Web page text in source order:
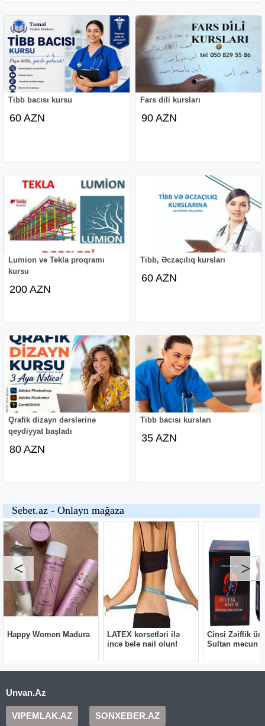
Tibb bacısı kursu
60 AZN
Fars dili kursları
90 AZN
Lumion ve Tekla proqramı
kursu
200 AZN
Tibb, Əczaçılıq kursları
60 AZN
Qrafik dizayn dərslərinə
qeydiyyat başladı
80 AZN
Tibb bacısı kursları
35 AZN
Unvan.Az
VIPEMLAK.AZ SONXEBER.AZ